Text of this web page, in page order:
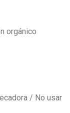
orgánico
/ No usar